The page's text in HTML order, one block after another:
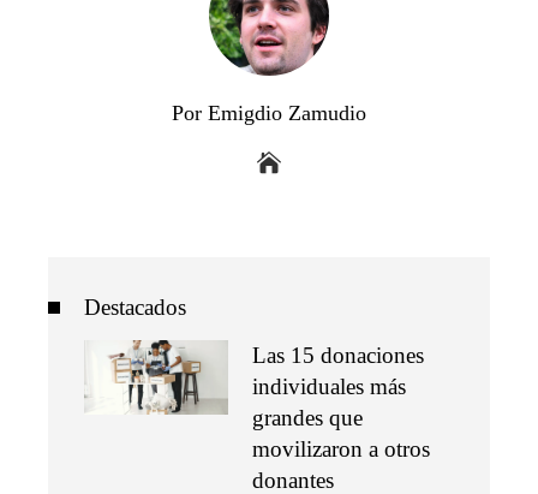
Por Emigdio Zamudio
Destacados
Las 15 donaciones
individuales más
grandes que
movilizaron a otros
donantes